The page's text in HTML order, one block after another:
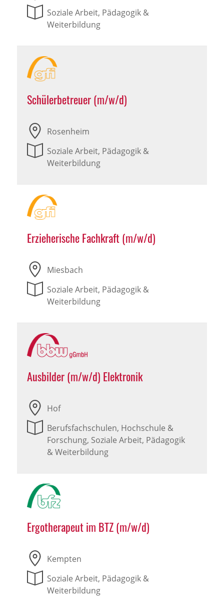
Soziale Arbeit, Pädagogik &
Weiterbildung
Schülerbetreuer (m/w/d)
Rosenheim
Soziale Arbeit, Pädagogik &
Weiterbildung
Erzieherische Fachkraft (m/w/d)
Miesbach
Soziale Arbeit, Pädagogik &
Weiterbildung
Ausbilder (m/w/d) Elektronik
Hof
Berufsfachschulen, Hochschule &
Forschung, Soziale Arbeit, Pädagogik
& Weiterbildung
Ergotherapeut im BTZ (m/w/d)
Kempten
Soziale Arbeit, Pädagogik &
Weiterbildung